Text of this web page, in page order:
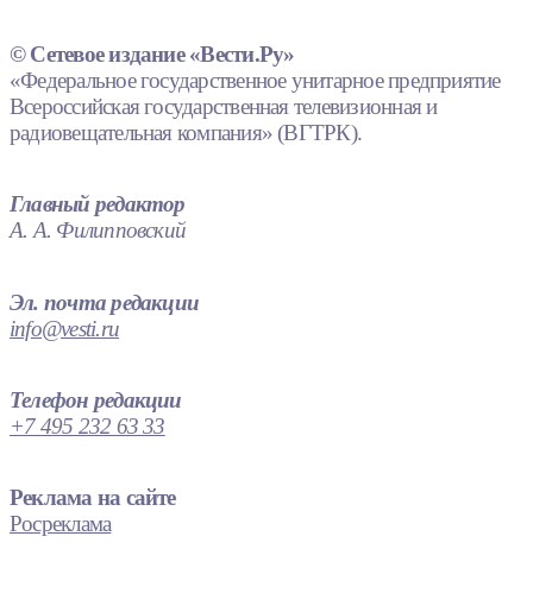
© Сетевое издание «Вести.Ру»
«Федеральное государственное унитарное предприятие
Всероссийская государственная телевизионная и
радиовещательная компания» (ВГТРК).
Главный редактор
А. А. Филипповский
Эл. почта редакции
info@vesti.ru
Телефон редакции
+7 495 232 63 33
Реклама на сайте
Росреклама